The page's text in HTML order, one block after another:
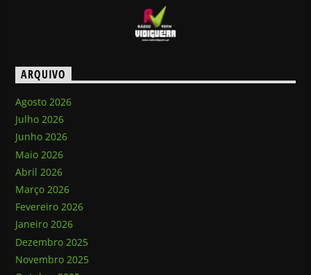
ARQUIVO
Agosto 2026
Julho 2026
Junho 2026
Maio 2026
Abril 2026
Março 2026
Fevereiro 2026
Janeiro 2026
Dezembro 2025
Novembro 2025